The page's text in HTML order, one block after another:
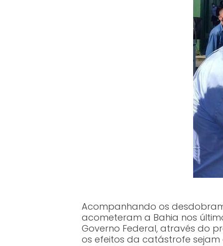
Acompanhando os
acometeram a Bahia nos
Governo Federal, através do
os efeitos da catástrofe